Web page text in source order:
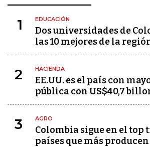
1 EDUCACIÓN
Dos universidades de
las 10 mejores de la
2 HACIENDA
EE.UU. es el país con
pública con US$40,7
3 AGRO
Colombia sigue en el top
países que más